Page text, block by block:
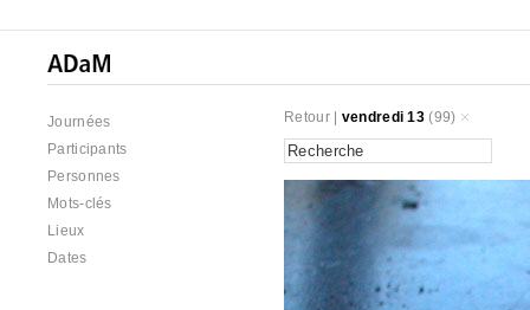
Journées
Participants
Personnes
Mots-clés
Lieux
Dates
Retour| vendredi 13 (99)